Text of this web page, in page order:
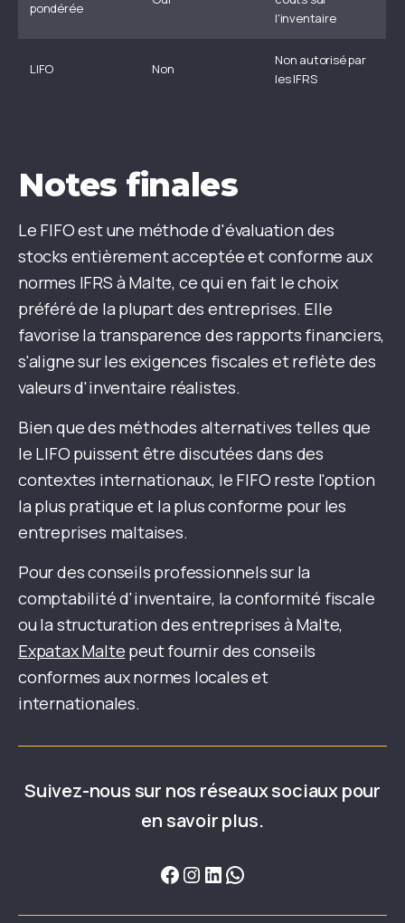
pondérée
l'inventaire
LIFO Non
Non autorisé par
les IFRS
Notes finales
Le FIFO est une méthode d'évaluation des
stocks entièrement acceptée et conforme aux
normes IFRS à Malte, ce qui en fait le choix
préféré de la plupart des entreprises. Elle
favorise la transparence des rapports financiers,
s'aligne sur les exigences fiscales et reflète des
valeurs d'inventaire réalistes.
Bien que des méthodes alternatives telles que
le LIFO puissent être discutées dans des
contextes internationaux, le FIFO reste l'option
la plus pratique et la plus conforme pour les
entreprises maltaises.
Pour des conseils professionnels sur la
comptabilité d'inventaire, la conformité fiscale
ou la structuration des entreprises à Malte,
Expatax Malte peut fournir des conseils
conformes aux normes locales et
internationales.
Suivez-nous sur nos réseaux sociaux pour
en savoir plus.